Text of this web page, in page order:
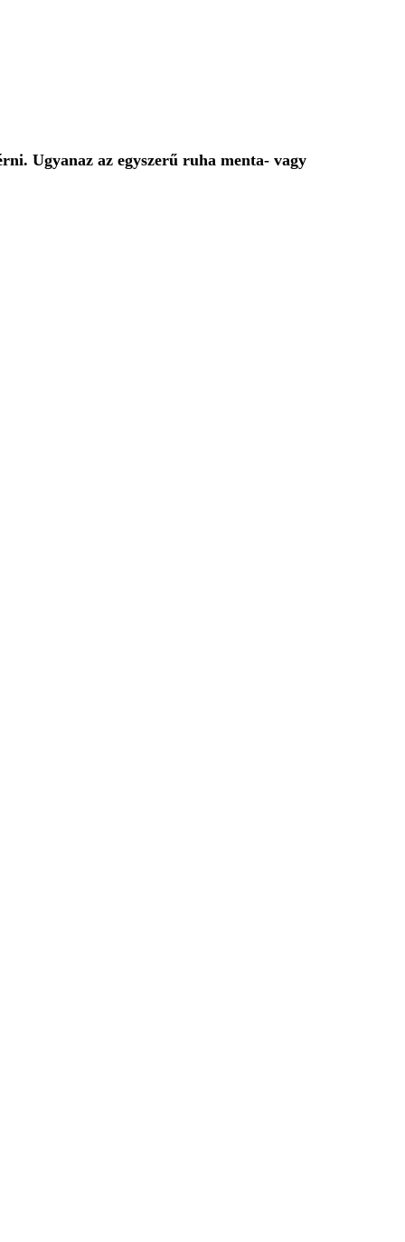
Ugyanaz az egyszerű ruha menta- vagy